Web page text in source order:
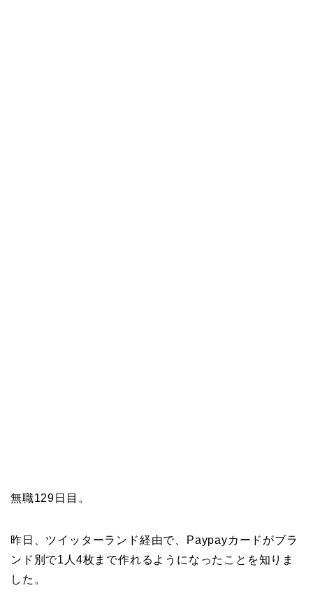
無職129日目。
昨日、ツイッターランド経由で、Paypayカードがブラ
ンド別で1人4枚まで作れるようになったことを知りま
した。